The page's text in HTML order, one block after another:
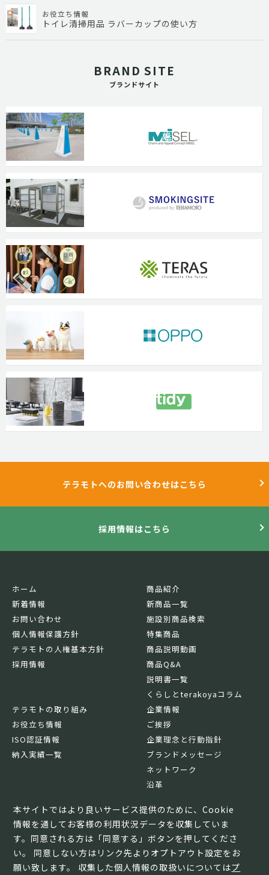
お役立ち情報
トイレ清掃用品 ラバーカップの使い方
BRAND SITE
ブランドサイト
本サイトではより良いサービス提供のために、Cookie
情報を通してお客様の利用状況データを収集していま
す。同意される方は「同意する」ボタンを押してくださ
い。 同意しない方はリンク先よりオプトアウト設定をお
願い致します。 収集した個人情報の取扱いについてはプ
テラモトへのお問い合わせはこちら
採用情報はこちら
ホーム
新着情報
お問い合わせ
個人情報保護方針
テラモトの人権基本方針
採用情報
商品紹介
新商品一覧
施設別商品検索
特集商品
商品説明動画
商品Q&A
説明書一覧
くらしとterakoyaコラム
テラモトの取り組み
お役立ち情報
ISO認証情報
納入実績一覧
企業情報
ご挨拶
企業理念と行動指針
ブランドメッセージ
ネットワーク
沿革